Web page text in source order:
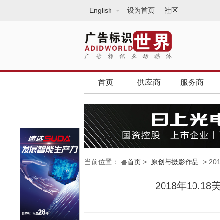
English 设为首页 社区
首页 供应商 服务商
当前位置： 首页 > 原创与摄影作品 >
2018年10.18